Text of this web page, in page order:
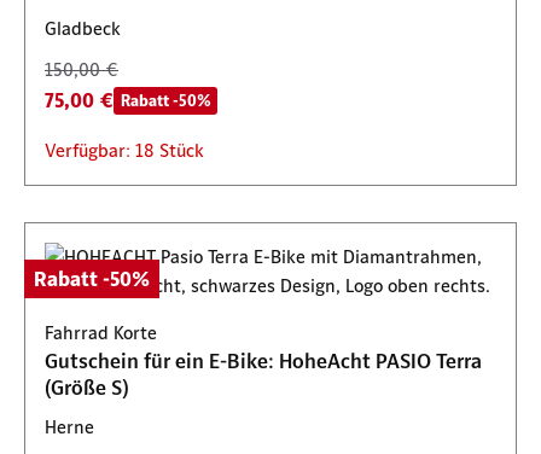
Gladbeck
150,00 €
75,00 € Rabatt -50%
Verfügbar: 18 Stück
Rabatt -50%
Fahrrad Korte
Gutschein für ein E-Bike: HoheAcht PASIO Terra
(Größe S)
Herne